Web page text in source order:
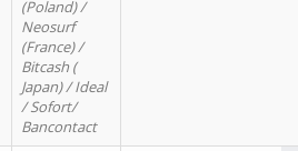
(Poland) /
Neosurf
(France) /
Bitcash (
Japan) / Ideal
/ Sofort/
Bancontact